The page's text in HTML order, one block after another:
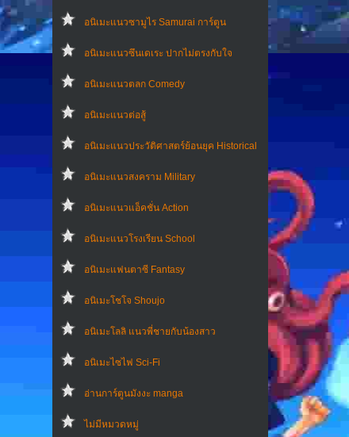
อนิเมะแนวซามูไร Samurai การ์ตูน
อนิเมะแนวซึนเดเระ ปากไม่ตรงกับใจ
อนิเมะแนวตลก Comedy
อนิเมะแนวต่อสู้
อนิเมะแนวประวัติศาสตร์ย้อนยุค Historical
อนิเมะแนวสงคราม Military
อนิเมะแนวแอ็คชั่น Action
อนิเมะแนวโรงเรียน School
อนิเมะแฟนตาซี Fantasy
อนิเมะโชโจ Shoujo
อนิเมะโลลิ แนวพี่ชายกับน้องสาว
อนิเมะไซไฟ Sci-Fi
อ่านการ์ตูนมังงะ manga
ไม่มีหมวดหมู่